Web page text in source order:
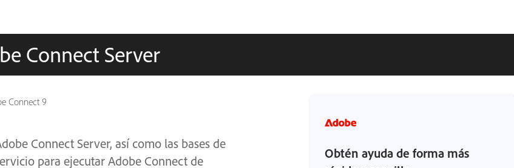
Connect Server
Connect 9
Connect Server, así como las bases de
para ejecutar Adobe Connect de
Obtén ayuda de forma más